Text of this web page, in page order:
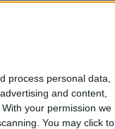
process personal data,
and content,
With your permission we
You may click to